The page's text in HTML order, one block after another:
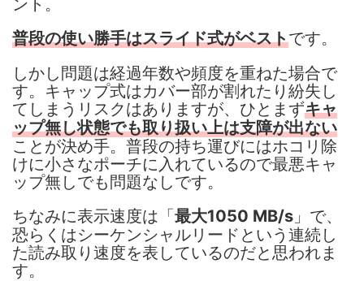
普段の使い勝手はスライド式がベストです。
しかし問題は経過年数や頻度を重ねた場合で
す。キャップ式はカバー部が割れたり紛失し
てしまうリスクはありますが、ひとまずキャ
ップ無し状態でも取り扱い上は支障が出ない
ことが決め手。普段の持ち運びにはホコリ除
けに小さなポーチに入れているので最悪キャ
ップ無しでも問題なしです。
ちなみに表示速度は「最大1050 MB/s 」で、
恐らくはシーケンシャルリードという連続し
た読み取り速度を表しているのだと思われま
す。